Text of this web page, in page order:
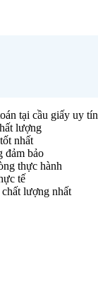
tại cầu giấy uy tín
lượng
nhất
đảm bảo
thực hành
tế
lượng nhất